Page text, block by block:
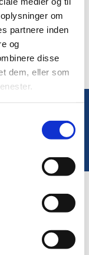
om
partnere inden
og
disse
dem, eller som
lide...